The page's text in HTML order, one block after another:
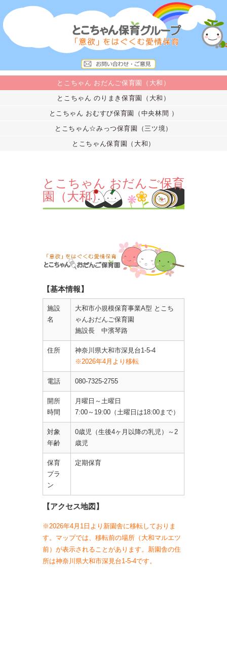
とこちゃん おだんご保育園（大和）
とこちゃん のりまき保育園（大和）
とこちゃん おむすび保育園（中央林間 ）
とこちゃん☆みっつ保育園（三ツ境）
とこちゃん保育園（大和）
とこちゃん おだんご保育
園（大和）
【基本情報】
施設
名
大和市小規模保育事業A型 とこち
ゃんおだんご保育園
施設長 中濱琴路
住所
神奈川県大和市深見台1-5-4
※2026年4月より移転
電話 080-7325-2755
開所
時間
月曜日～土曜日
7:00～19:00（土曜日は18:00まで）
対象
年齢
0歳児（生後4ヶ月以降の乳児）～2
歳児
保育
プラ
ン
定期保育
【アクセス地図】
※2026年4月1日より新園舎に移転しておりま
す。マップでは、移転前の場所（大和マルエツ
前）が表示されることがあります。新園舎の住
所は神奈川県大和市深見台1-5-4です。